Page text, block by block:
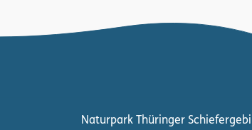
Naturpark Thüringer